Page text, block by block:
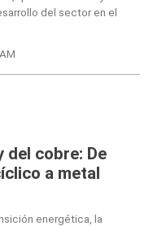
del sector en el
del cobre: De
a metal
energética, la